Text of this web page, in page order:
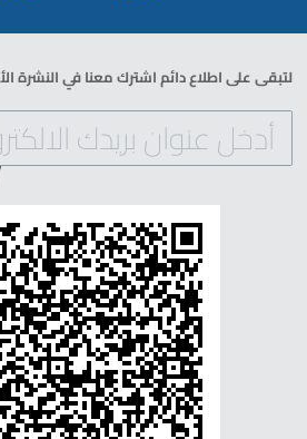
لتبقى على اطلاع دائم اشترك معنا في النشرة